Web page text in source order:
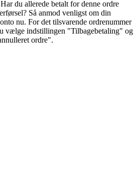
du allerede betalt for denne ordre
Så anmod venligst om din
nu. For det tilsvarende ordrenummer
vælge indstillingen "Tilbagebetaling" og
ordre".